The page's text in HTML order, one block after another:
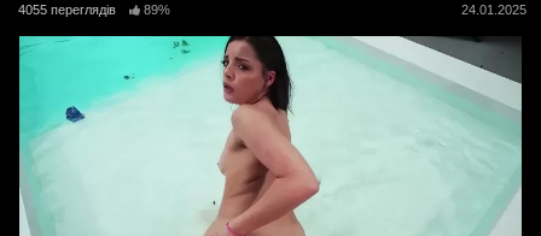
4055 переглядів 89% 24.01.2025